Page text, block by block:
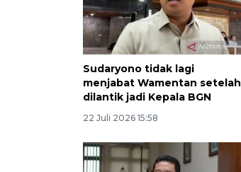
Sudaryono tidak lagi
menjabat Wamentan setelah
dilantik jadi Kepala BGN
22 Juli 2026 15:58